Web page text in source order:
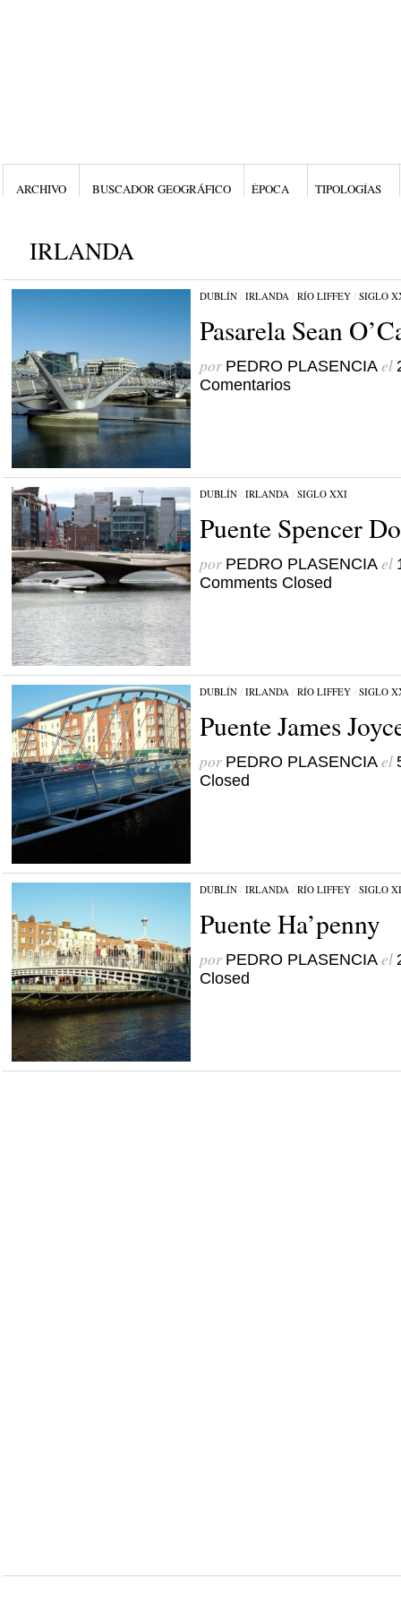
ARCHIVO BUSCADOR GEOGRÁFICO ÉPOCA TIPOLOGÍAS
IRLANDA
DUBLÍN/ IRLANDA/ RÍO LIFFEY/ SIGLO
Pasarela Sean
por PEDRO PLASENCIAel
Comentarios
DUBLÍN/ IRLANDA/ SIGLO XXI
Puente Spencer
por PEDRO PLASENCIAel
Comments Closed
DUBLÍN/ IRLANDA/ RÍO LIFFEY/ SIGLO
Puente James
por PEDRO PLASENCIAel
Closed
DUBLÍN/ IRLANDA/ RÍO LIFFEY/ SIGLO
Puente Ha’penny
por PEDRO PLASENCIAel
Closed